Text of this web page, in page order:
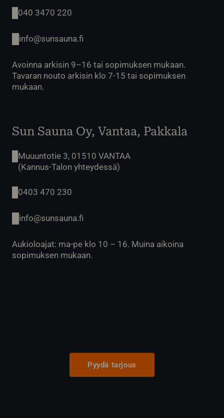
040 3470 220
info@sunsauna.fi
Avoinna arkisin 9–16 tai sopimuksen mukaan.
Tavaran nouto arkisin klo 7-15 tai sopimuksen
mukaan.
Sun Sauna Oy, Vantaa, Pakkala
Muuuntotie 3, 01510 VANTAA
(Kannus-Talon yhteydessä)
0403 470 230
info@sunsauna.fi
Aukioloajat: ma-pe klo 10 – 16. Muina aikoina
sopimuksen mukaan.
Pyydä tarjous